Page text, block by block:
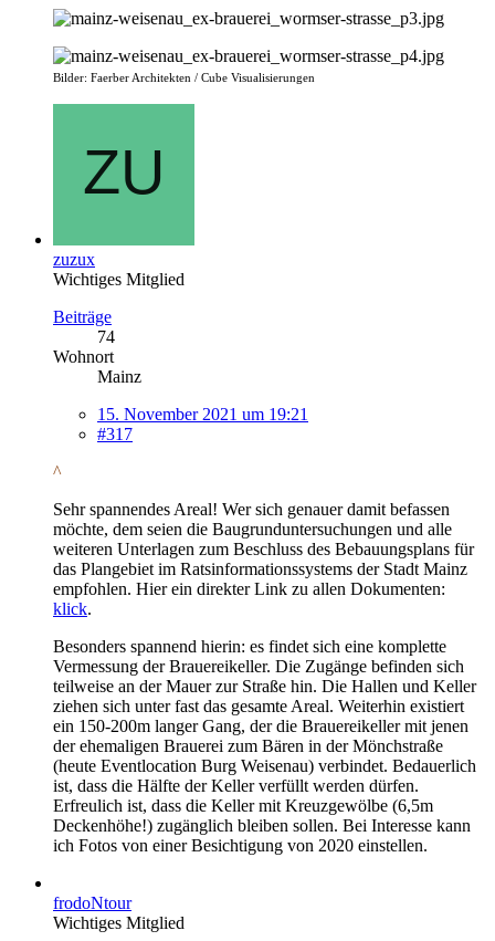
Bilder: Faerber Architekten / Cube Visualisierungen
zuzux
Wichtiges Mitglied
Beiträge
74
Wohnort
Mainz
15. November 2021 um 19:21
#317
^
Sehr spannendes Areal! Wer sich genauer damit befassen
möchte, dem seien die Baugrunduntersuchungen und alle
weiteren Unterlagen zum Beschluss des Bebauungsplans für
das Plangebiet im Ratsinformationssystems der Stadt Mainz
empfohlen. Hier ein direkter Link zu allen Dokumenten:
klick.
Besonders spannend hierin: es findet sich eine komplette
Vermessung der Brauereikeller. Die Zugänge befinden sich
teilweise an der Mauer zur Straße hin. Die Hallen und Keller
ziehen sich unter fast das gesamte Areal. Weiterhin existiert
ein 150-200m langer Gang, der die Brauereikeller mit jenen
der ehemaligen Brauerei zum Bären in der Mönchstraße
(heute Eventlocation Burg Weisenau) verbindet. Bedauerlich
ist, dass die Hälfte der Keller verfüllt werden dürfen.
Erfreulich ist, dass die Keller mit Kreuzgewölbe (6,5m
Deckenhöhe!) zugänglich bleiben sollen. Bei Interesse kann
ich Fotos von einer Besichtigung von 2020 einstellen.
frodoNtour
Wichtiges Mitglied